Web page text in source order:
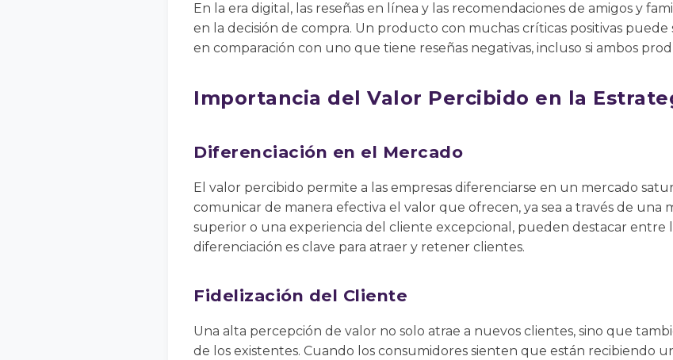
En la era digital, las reseñas en línea y las recomendaciones de amigos y
en la decisión de compra. Un producto con muchas críticas positivas puede
en comparación con uno que tiene reseñas negativas, incluso si ambos
Importancia del Valor Percibido en la
Diferenciación en el Mercado
El valor percibido permite a las empresas diferenciarse en un mercado
comunicar de manera efectiva el valor que ofrecen, ya sea a través de una
superior o una experiencia del cliente excepcional, pueden destacar entre
diferenciación es clave para atraer y retener clientes.
Fidelización del Cliente
Una alta percepción de valor no solo atrae a nuevos clientes, sino que
de los existentes. Cuando los consumidores sienten que están recibiendo